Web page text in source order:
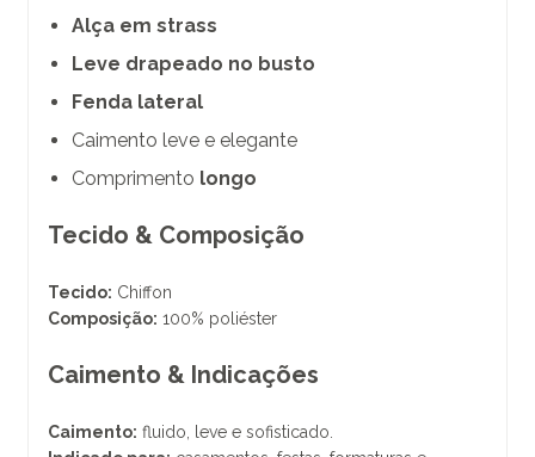
Alça em strass
Leve drapeado no busto
Fenda lateral
Caimento leve e elegante
Comprimento longo
Tecido & Composição
Tecido: Chiffon
Composição: 100% poliéster
Caimento & Indicações
Caimento: fluido, leve e sofisticado.